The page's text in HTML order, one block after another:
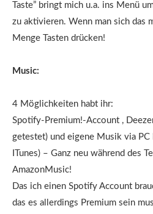
Taste” bringt mich u.a. ins Menü
zu aktivieren. Wenn man sich das
Menge Tasten drücken!
Music:
4 Möglichkeiten habt ihr:
Spotify-Premium!-Account ,
getestet) und eigene Musik via PC
ITunes) – Ganz neu während des
AmazonMusic!
Das ich einen Spotify Account
das es allerdings Premium sein